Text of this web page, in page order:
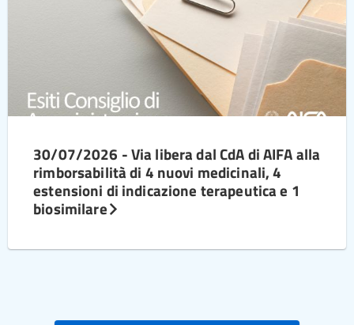
30/07/2026 - Via libera dal CdA di AIFA alla
rimborsabilità di 4 nuovi medicinali, 4
estensioni di indicazione terapeutica e 1
biosimilare